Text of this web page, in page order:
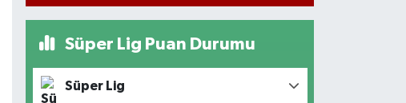
Süper Lig Puan Durumu
Süper Lig